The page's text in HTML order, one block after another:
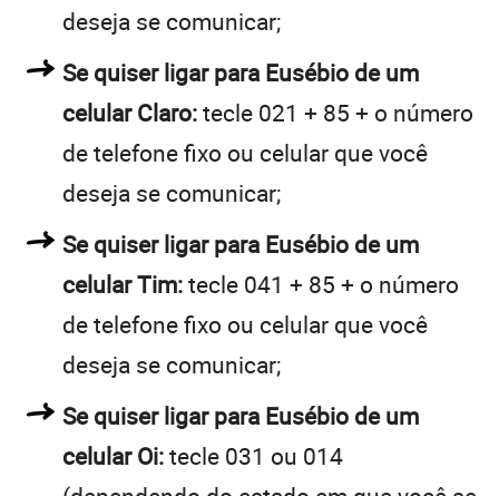
deseja se comunicar;
Se quiser ligar para Eusébio de um
celular Claro:tecle 021 + 85 + o número
de telefone fixo ou celular que você
deseja se comunicar;
Se quiser ligar para Eusébio de um
celular Tim:tecle 041 + 85 + o número
de telefone fixo ou celular que você
deseja se comunicar;
Se quiser ligar para Eusébio de um
celular Oi:tecle 031 ou 014